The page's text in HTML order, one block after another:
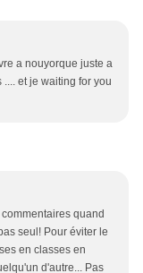
a nouyorque juste a
et je waiting for you
quand
seul! Pour éviter le
en classes en
d'autre... Pas